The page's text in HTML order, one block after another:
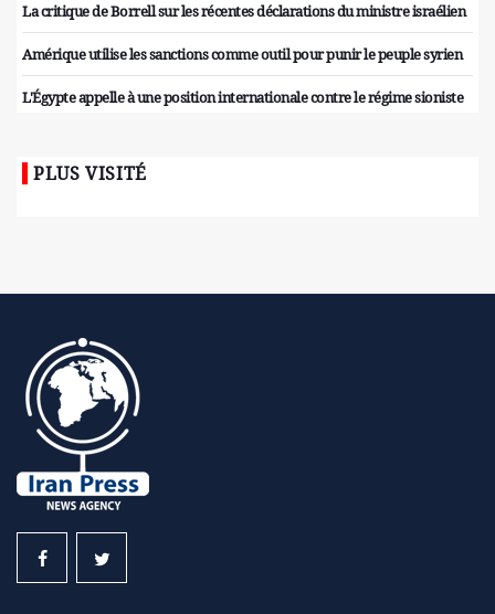
La critique de Borrell sur les récentes déclarations du ministre israélien
Amérique utilise les sanctions comme outil pour punir le peuple syrien
L'Égypte appelle à une position internationale contre le régime sioniste
PLUS VISITÉ